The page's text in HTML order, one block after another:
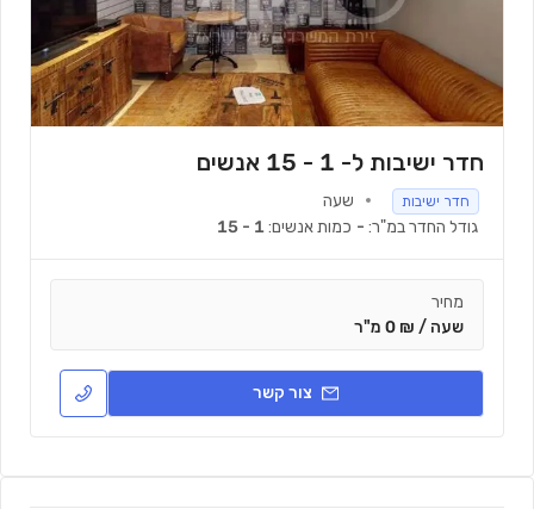
חדר ישיבות ל- 1 - 15 אנשים
חדר ישיבות
שעה
כמות אנשים:1 - 15 גודל החדר במ"ר: -
מחיר
שעה / ₪ 0 מ"ר
צור קשר